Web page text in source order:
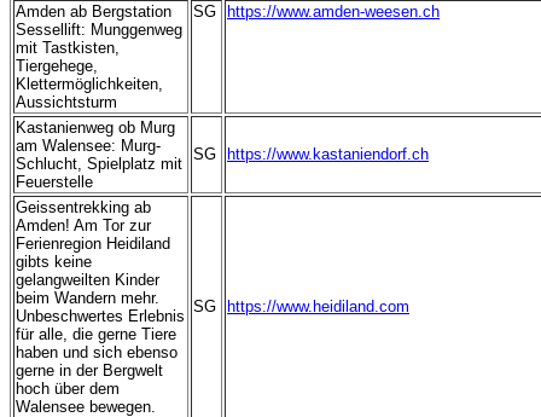
Amden ab Bergstation
Sessellift: Munggenweg
mit Tastkisten,
Tiergehege,
Klettermöglichkeiten,
Aussichtsturm
SG https://www.amden-weesen.ch
Kastanienweg ob Murg
am Walensee: Murg-
Schlucht, Spielplatz mit
Feuerstelle
SG https://www.kastaniendorf.ch
Geissentrekking ab
Amden! Am Tor zur
Ferienregion Heidiland
gibts keine
gelangweilten Kinder
beim Wandern mehr.
Unbeschwertes Erlebnis
für alle, die gerne Tiere
haben und sich ebenso
gerne in der Bergwelt
hoch über dem
Walensee bewegen.
SG https://www.heidiland.com